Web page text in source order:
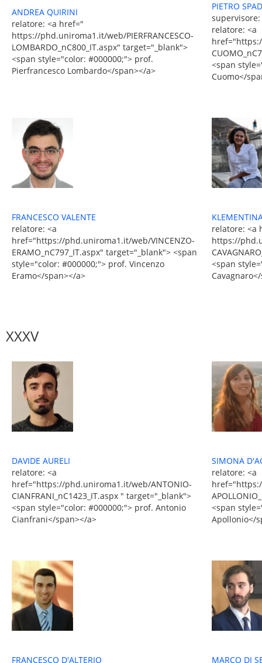
ANDREA QUIRINI
relatore: <a href="
https://phd.uniroma1.it/web/PIERFRANCESCO-
LOMBARDO_nC800_IT.aspx" target="_blank">
<span style="color: #000000;"> prof.
Pierfrancesco Lombardo</span></a>
PIETRO
supervisore:
relatore: <a
<span
Cuomo</
FRANCESCO VALENTE
relatore: <a
href="https://phd.uniroma1.it/web/VINCENZO-
ERAMO_nC797_IT.aspx" target="_blank"> <span
style="color: #000000;"> prof. Vincenzo
Eramo</span></a>
relatore: <a
https://
<span
XXXV
DAVIDE AURELI
relatore: <a
href="https://phd.uniroma1.it/web/ANTONIO-
CIANFRANI_nC1423_IT.aspx " target="_blank">
<span style="color: #000000;"> prof. Antonio
Cianfrani</span></a>
SIMONA
relatore: <a
<span
Apollonio</
FRANCESCO D'ALTERIO
MARCO DI